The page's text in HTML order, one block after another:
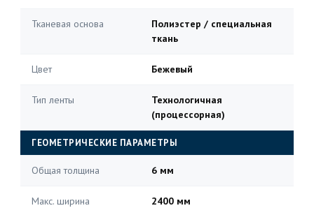
Тканевая основа
Полиэстер / специальная
ткань
Цвет Бежевый
Тип ленты
Технологичная
(процессорная)
ГЕОМЕТРИЧЕСКИЕ ПАРАМЕТРЫ
Общая толщина 6 мм
Макс. ширина
2400 мм